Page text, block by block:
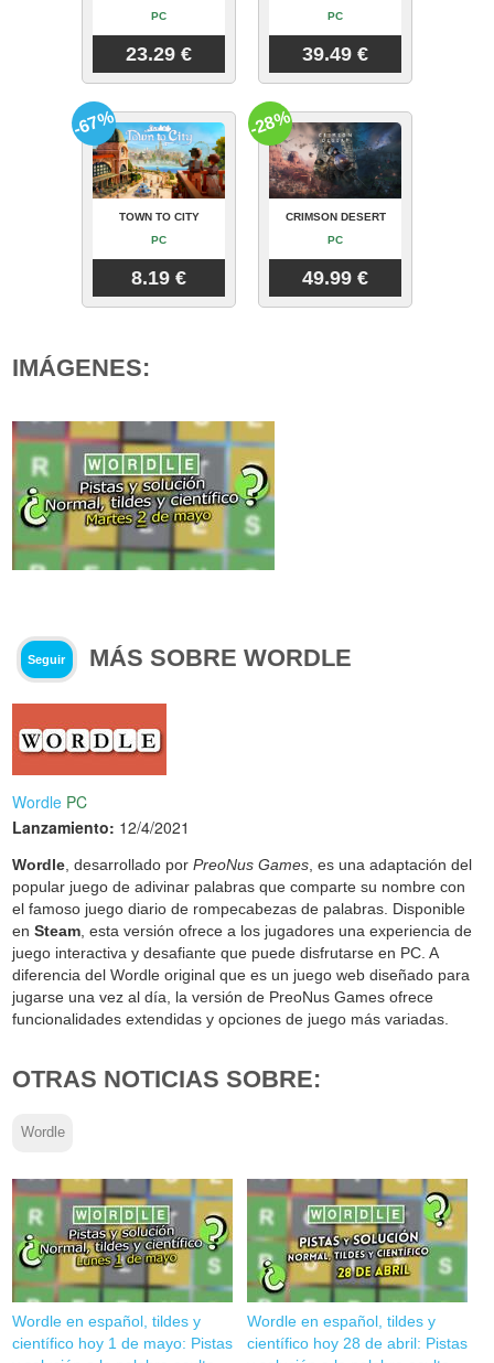
PC
23.29 €
PC
39.49 €
TOWN TO CITY
PC
8.19 €
-67%
CRIMSON DESERT
PC
49.99 €
-28%
IMÁGENES:
Seguir MÁS SOBRE WORDLE
Wordle PC
Lanzamiento: 12/4/2021
Wordle, desarrollado porPreoNus Games, es una adaptación del
popular juego de adivinar palabras que comparte su nombre con
el famoso juego diario de rompecabezas de palabras. Disponible
enSteam, esta versión ofrece a los jugadores una experiencia de
juego interactiva y desafiante que puede disfrutarse en PC. A
diferencia del Wordle original que es un juego web diseñado para
jugarse una vez al día, la versión de PreoNus Games ofrece
funcionalidades extendidas y opciones de juego más variadas.
OTRAS NOTICIAS SOBRE:
Wordle
Wordle en español, tildes y
científico hoy 1 de mayo: Pistas
Wordle en español, tildes y
científico hoy 28 de abril: Pistas